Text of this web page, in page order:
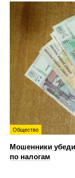
Общество
Мошенники
по налогам